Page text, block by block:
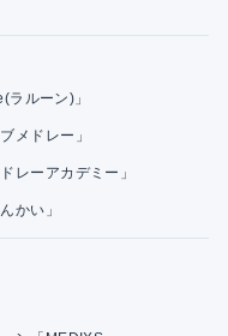
ルーン)」
メドレー」
レーアカデミー」
かい」